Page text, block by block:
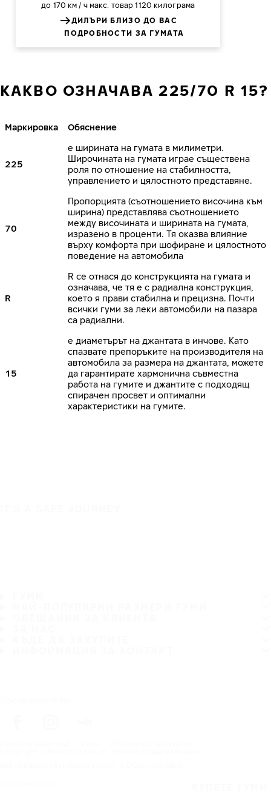
до 170 км / ч макс. товар 1120 килограма
ДИЛЪРИ БЛИЗО ДО ВАС
ПОДРОБНОСТИ ЗА ГУМАТА
КАКВО ОЗНАЧАВА 225/70 R 15?
Маркировка Обяснение
225
е ширината на гумата в милиметри.
Широчината на гумата играе съществена
роля по отношение на стабилността,
управлението и цялостното представяне.
70
Пропорцията (съотношението височина към
ширина) представлява съотношението
между височината и ширината на гумата,
изразено в проценти. Тя оказва влияние
върху комфорта при шофиране и цялостното
поведение на автомобила
R
R се отнася до конструкцията на гумата и
означава, че тя е с радиална конструкция,
което я прави стабилна и прецизна. Почти
всички гуми за леки автомобили на пазара
са радиални.
15
е диаметърът на джантата в инчове. Като
спазвате препоръките на производителя на
автомобила за размера на джантата, можете
да гарантирате хармонична съвместна
работа на гумите и джантите с подходящ
спирачен просвет и оптимални
характеристики на гумите.